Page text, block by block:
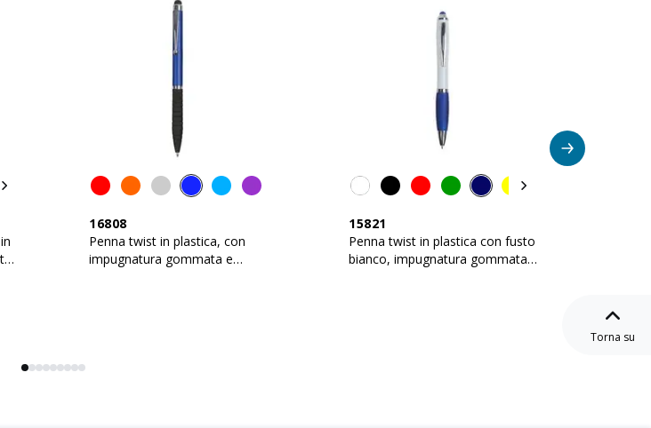
16808
Penna twist in plastica, con
impugnatura gommata e
15821
Penna twist in plastica con fusto
bianco, impugnatura gommata
Torna su